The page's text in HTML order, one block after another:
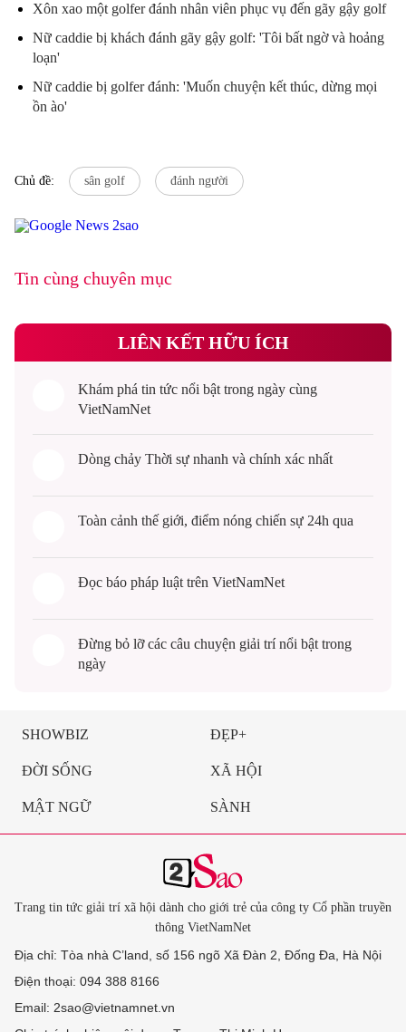
Xôn xao một golfer đánh nhân viên phục vụ đến gãy gậy golf
Nữ caddie bị khách đánh gãy gậy golf: 'Tôi bất ngờ và hoảng
loạn'
Nữ caddie bị golfer đánh: 'Muốn chuyện kết thúc, dừng mọi
ồn ào'
Chủ đề: sân golf đánh người
Tin cùng chuyên mục
LIÊN KẾT HỮU ÍCH
Khám phá tin tức nổi bật trong ngày cùng
VietNamNet
Dòng chảy Thời sự nhanh và chính xác nhất
Toàn cảnh thế giới, điểm nóng chiến sự 24h qua
Đọc báo pháp luật trên VietNamNet
Đừng bỏ lỡ các câu chuyện giải trínổi bật trong
ngày
SHOWBIZ ĐẸP+
ĐỜI SỐNG XÃ HỘI
MẬT NGỮ SÀNH
Trang tin tức giải trí xã hội dành cho giới trẻ của công ty Cổ phần truyền
thông VietNamNet
Địa chỉ: Tòa nhà C’land, số 156 ngõ Xã Đàn 2, Đống Đa, Hà Nội
Điện thoại: 094 388 8166
Email: 2sao@vietnamnet.vn